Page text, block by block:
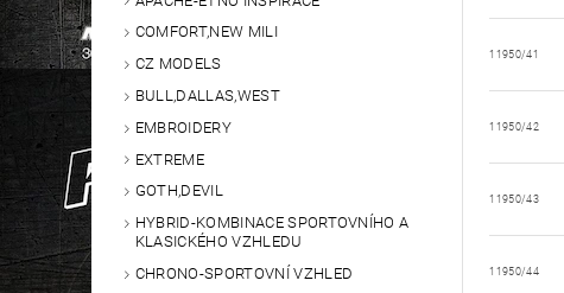
COMFORT,NEW MILI
CZ MODELS
BULL,DALLAS,WEST
EMBROIDERY
EXTREME
GOTH,DEVIL
HYBRID-KOMBINACE SPORTOVNÍHO A
KLASICKÉHO VZHLEDU
CHRONO-SPORTOVNÍ VZHLED
11950/41
11950/42
11950/43
11950/44